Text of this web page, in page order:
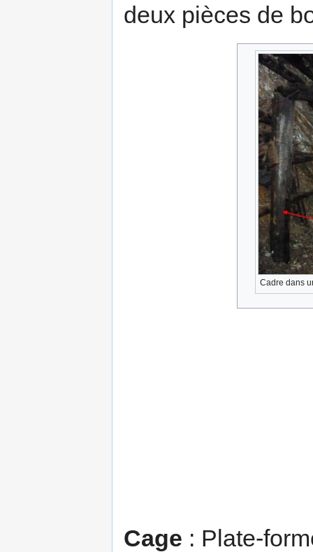
deux pièces de
Cadre dans
Cage : Plate-